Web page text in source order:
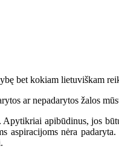
bet kokiam lietuviškam
ar nepadarytos žalos
apibūdinus, jos
nėra